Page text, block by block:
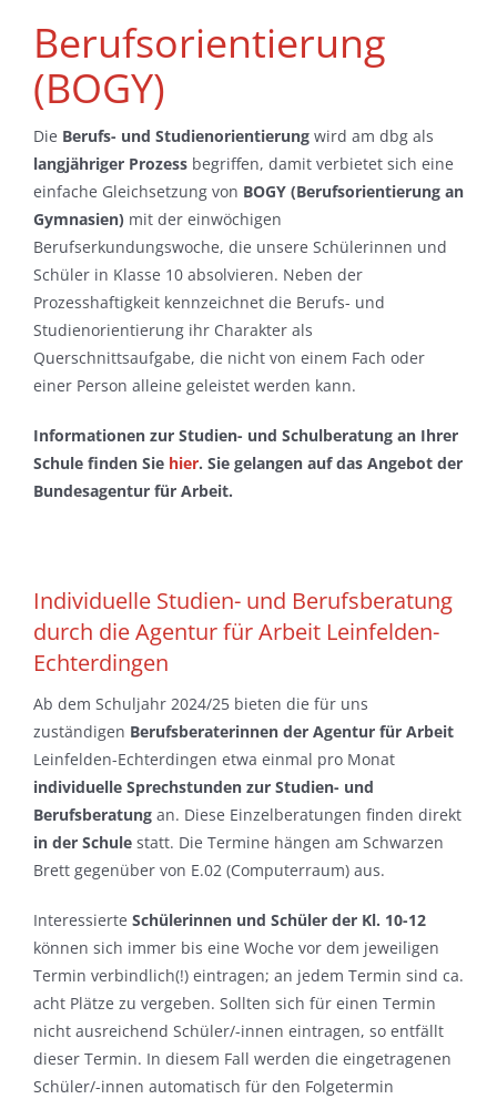
Berufsorientierung
(BOGY)
Die Berufs- und Studienorientierung wird am dbg als
langjähriger Prozess begriffen, damit verbietet sich eine
einfache Gleichsetzung von BOGY (Berufsorientierung an
Gymnasien) mit der einwöchigen
Berufserkundungswoche, die unsere Schülerinnen und
Schüler in Klasse 10 absolvieren. Neben der
Prozesshaftigkeit kennzeichnet die Berufs- und
Studienorientierung ihr Charakter als
Querschnittsaufgabe, die nicht von einem Fach oder
einer Person alleine geleistet werden kann.
Informationen zur Studien- und Schulberatung an Ihrer
Schule finden Sie hier. Sie gelangen auf das Angebot der
Bundesagentur für Arbeit.
Individuelle Studien- und Berufsberatung
durch die Agentur für Arbeit Leinfelden-
Echterdingen
Ab dem Schuljahr 2024/25 bieten die für uns
zuständigen Berufsberaterinnen der Agentur für Arbeit
Leinfelden-Echterdingen etwa einmal pro Monat
individuelle Sprechstunden zur Studien- und
Berufsberatungan. Diese Einzelberatungen finden direkt
in der Schulestatt. Die Termine hängen am Schwarzen
Brett gegenüber von E.02 (Computerraum) aus.
Interessierte Schülerinnen und Schüler der Kl. 10-12
können sich immer bis eine Woche vor dem jeweiligen
Termin verbindlich(!) eintragen; an jedem Termin sind ca.
acht Plätze zu vergeben. Sollten sich für einen Termin
nicht ausreichend Schüler/-innen eintragen, so entfällt
dieser Termin. In diesem Fall werden die eingetragenen
Schüler/-innen automatisch für den Folgetermin